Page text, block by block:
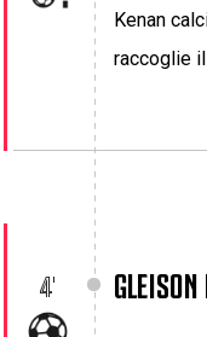
Kenan
raccoglie
4'